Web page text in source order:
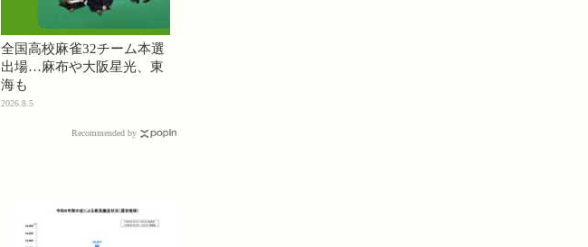
全国高校麻雀32チーム本選
出場…麻布や大阪星光、東
海も
2026.8.5
Recommended by